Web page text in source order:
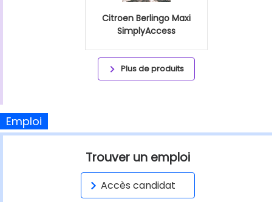
Citroen Berlingo Maxi
SimplyAccess
Plus de produits
Emploi
Trouver un emploi
Accès candidat